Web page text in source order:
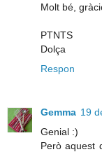
Molt bé,
PTNTS
Dolça
Respon
Gemma 19
Genial :)
Però aquest